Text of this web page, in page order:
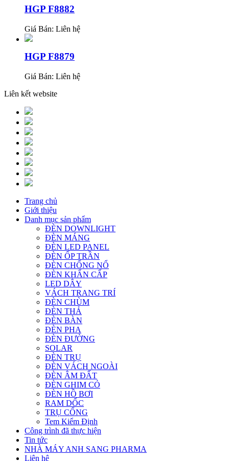
HGP F8882
Giá Bán: Liên hệ
HGP F8879
Giá Bán: Liên hệ
Liên kết website
Trang chủ
Giới thiệu
Danh mục sản phẩm
ĐÈN DOWNLIGHT
ĐÈN MÁNG
ĐÈN LED PANEL
ĐÈN ỐP TRẦN
ĐÈN CHỐNG NỔ
ĐÈN KHẨN CẤP
LED DÂY
VÁCH TRANG TRÍ
ĐÈN CHÙM
ĐÈN THẢ
ĐÈN BÀN
ĐÈN PHA
ĐÈN ĐƯỜNG
SOLAR
ĐÈN TRỤ
ĐÈN VÁCH NGOÀI
ĐÈN ÂM ĐẤT
ĐÈN GHIM CỎ
ĐÈN HỒ BƠI
RAM DỐC
TRỤ CỔNG
Tem Kiểm Định
Công trình đã thực hiện
Tin tức
NHÀ MÁY ANH SANG PHARMA
Liên hệ